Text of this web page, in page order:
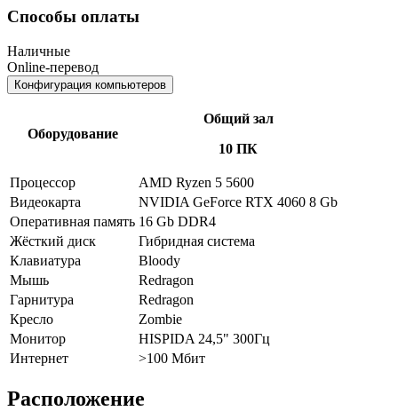
Способы оплаты
Наличные
Online-перевод
Конфигурация компьютеров
Оборудование
Общий зал
10 ПК
Процессор
AMD Ryzen 5 5600
Видеокарта
NVIDIA GeForce RTX 4060 8 Gb
Оперативная память 16 Gb DDR4
Жёсткий диск
Гибридная система
Клавиатура
Bloody
Мышь
Redragon
Гарнитура
Redragon
Кресло
Zombie
Монитор
HISPIDA 24,5" 300Гц
Интернет
>100 Мбит
Расположение